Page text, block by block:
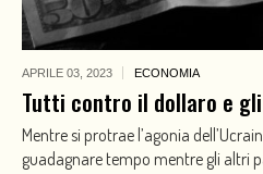
APRILE 03, 2023 ECONOMIA
Tutti contro il dollaro e gli
Mentre si protrae l’agonia
guadagnare tempo mentre gli altri